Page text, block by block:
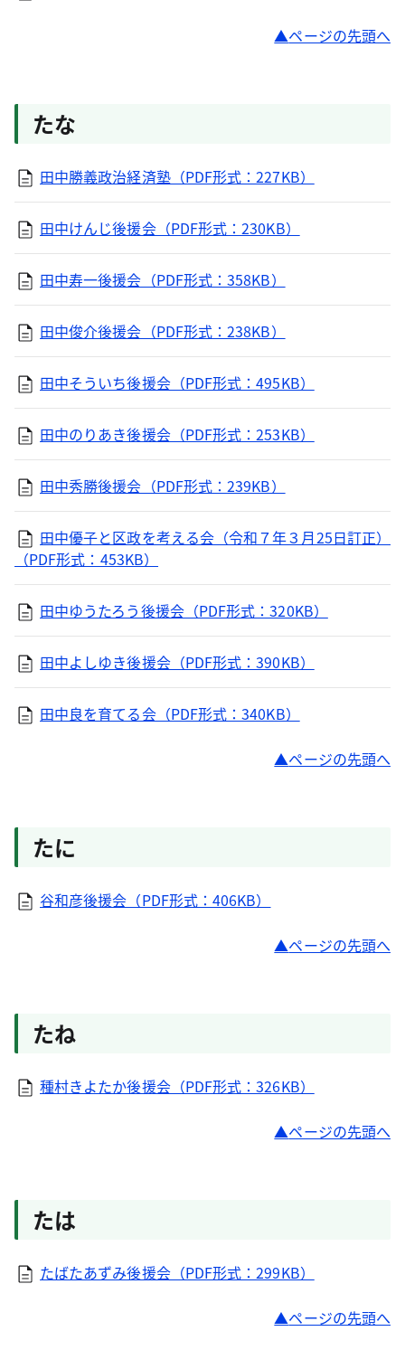
ページの先頭へ
たな
田中勝義政治経済塾（PDF形式：227KB）
田中けんじ後援会（PDF形式：230KB）
田中寿一後援会（PDF形式：358KB）
田中俊介後援会（PDF形式：238KB）
田中そういち後援会（PDF形式：495KB）
田中のりあき後援会（PDF形式：253KB）
田中秀勝後援会（PDF形式：239KB）
田中優子と区政を考える会（令和７年３月25日訂正）
（PDF形式：453KB）
田中ゆうたろう後援会（PDF形式：320KB）
田中よしゆき後援会（PDF形式：390KB）
田中良を育てる会（PDF形式：340KB）
ページの先頭へ
たに
谷和彦後援会（PDF形式：406KB）
ページの先頭へ
たね
種村きよたか後援会（PDF形式：326KB）
ページの先頭へ
たは
たばたあずみ後援会（PDF形式：299KB）
ページの先頭へ